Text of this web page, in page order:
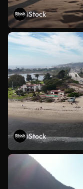
iStock
iStock